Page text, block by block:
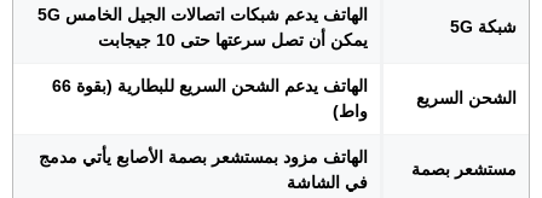
شبكة 5G
الهاتف يدعم شبكات اتصالات الجيل الخامس 5G
يمكن أن تصل سرعتها حتى 10 جيجابت
الشحن السريع
الهاتف يدعم الشحن السريع للبطارية (بقوة 66
واط)
مستشعر بصمة
الهاتف مزود بمستشعر بصمة الأصابع يأتي مدمج
في الشاشة